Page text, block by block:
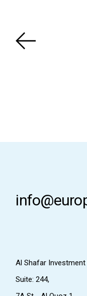
Al Shafar Investment
Suite: 244,